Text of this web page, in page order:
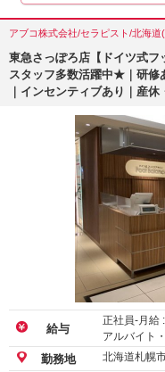
アブコ株式会社/セラピスト/北海道
東急さっぽろ店【ドイツ式
スタッフ多数活躍中★｜研修
｜インセンティブあり｜産休
給与
正社員-月給 :
アルバイト
勤務地 北海道札幌